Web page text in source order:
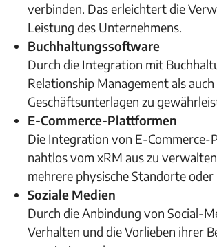
verbinden. Das erleichtert die
Leistung des Unternehmens.
Buchhaltungssoftware
Durch die Integration mit
Relationship Management als
Geschäftsunterlagen zu
E-Commerce-Plattformen
Die Integration von E-Commerce-
nahtlos vom xRM aus zu
mehrere physische Standorte oder
Soziale Medien
Durch die Anbindung von Social-
Verhalten und die Vorlieben ihrer